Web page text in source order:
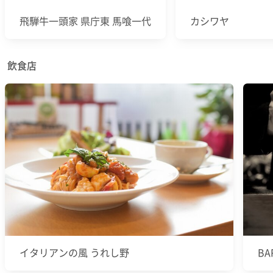
飛騨牛一頭家 県庁東 馬喰一代 カシワヤ
飲食店
イタリアンの風 うれし野